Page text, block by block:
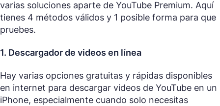
varias soluciones aparte de YouTube Premium. Aquí
tienes 4 métodos válidos y 1 posible forma para que
pruebes.
1. Descargador de videos en línea
Hay varias opciones gratuitas y rápidas disponibles
en internet para descargar videos de YouTube en un
iPhone, especialmente cuando solo necesitas